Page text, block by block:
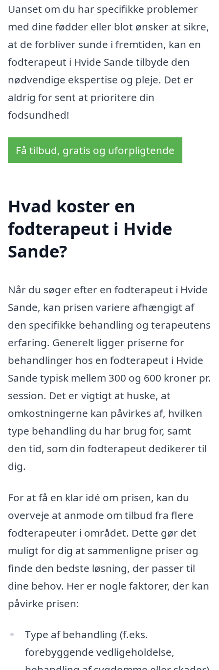
Uanset om du har specifikke problemer
med dine fødder eller blot ønsker at sikre,
at de forbliver sunde i fremtiden, kan en
fodterapeut i Hvide Sande tilbyde den
nødvendige ekspertise og pleje. Det er
aldrig for sent at prioritere din
fodsundhed!
Få tilbud, gratis og uforpligtende
Hvad koster en
fodterapeut i Hvide
Sande?
Når du søger efter en fodterapeut i Hvide
Sande, kan prisen variere afhængigt af
den specifikke behandling og terapeutens
erfaring. Generelt ligger priserne for
behandlinger hos en fodterapeut i Hvide
Sande typisk mellem 300 og 600 kroner pr.
session. Det er vigtigt at huske, at
omkostningerne kan påvirkes af, hvilken
type behandling du har brug for, samt
den tid, som din fodterapeut dedikerer til
dig.
For at få en klar idé om prisen, kan du
overveje at anmode om tilbud fra flere
fodterapeuter i området. Dette gør det
muligt for dig at sammenligne priser og
finde den bedste løsning, der passer til
dine behov. Her er nogle faktorer, der kan
påvirke prisen:
Type af behandling (f.eks.
forebyggende vedligeholdelse,